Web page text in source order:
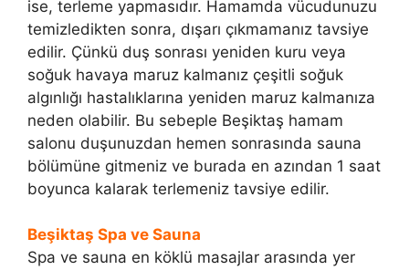
ise, terleme yapmasıdır. Hamamda vücudunuzu
temizledikten sonra, dışarı çıkmamanız tavsiye
edilir. Çünkü duş sonrası yeniden kuru veya
soğuk havaya maruz kalmanız çeşitli soğuk
algınlığı hastalıklarına yeniden maruz kalmanıza
neden olabilir. Bu sebeple Beşiktaş hamam
salonu duşunuzdan hemen sonrasında sauna
bölümüne gitmeniz ve burada en azından 1 saat
boyunca kalarak terlemeniz tavsiye edilir.
Beşiktaş Spa ve Sauna
Spa ve sauna en köklü masajlar arasında yer